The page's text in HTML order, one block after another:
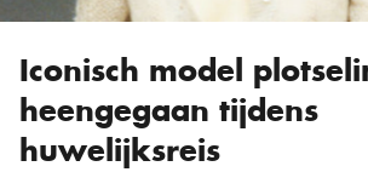
Iconisch model
heengegaan tijdens
huwelijksreis